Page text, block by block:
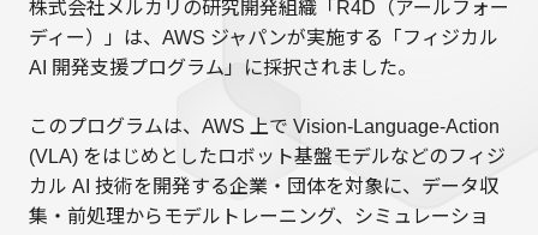
株式会社メルカリの研究開発組織「R4D（アールフォー
ディー）」は、AWS ジャパンが実施する「フィジカル
AI 開発支援プログラム」に採択されました。
このプログラムは、AWS 上で Vision-Language-Action
(VLA) をはじめとしたロボット基盤モデルなどのフィジ
カル AI 技術を開発する企業・団体を対象に、データ収
集・前処理からモデルトレーニング、シミュレーショ